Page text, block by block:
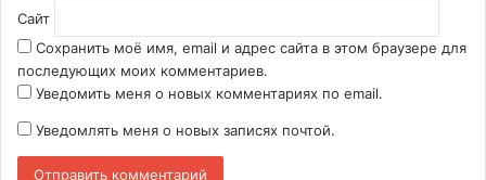
Сайт
Сохранить моё имя, email и адрес сайта в этом браузере для
последующих моих комментариев.
Уведомить меня о новых комментариях по email.
Уведомлять меня о новых записях почтой.